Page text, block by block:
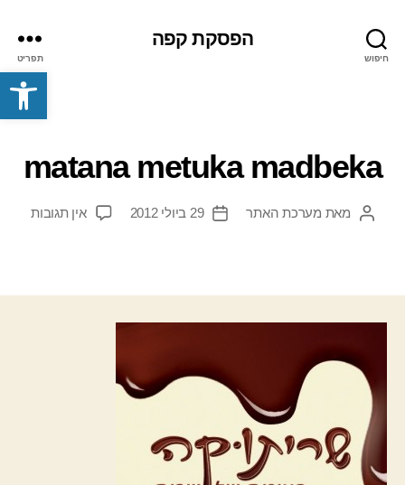
פתח סרגל נגישות
חיפוש
הפסקת קפה
תפריט
matana metuka madbeka
המחבר
מאת מערכת האתר
תאריך
29 ביולי 2012 אין תגובותעל